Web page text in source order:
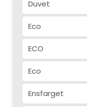
Duvet
Eco
ECO
Eco
Ensfarget